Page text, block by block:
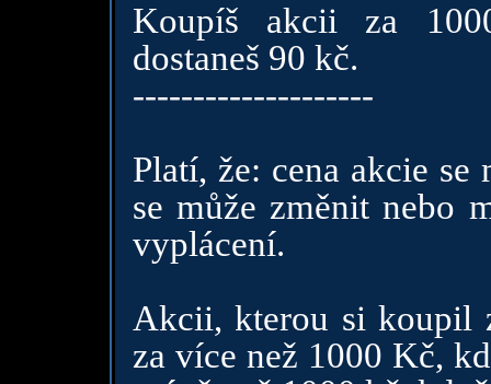
Koupíš akcii za
dostaneš 90 kč.
--------------------
Platí, že: cena akcie
se může změnit nebo
vyplácení.
Akcii, kterou si koupil
za více než 1000 Kč,